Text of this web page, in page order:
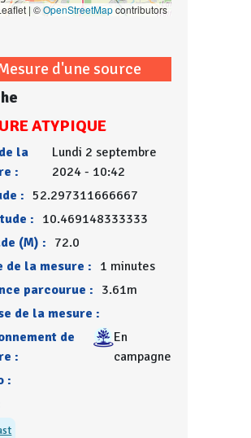
| ©OpenStreetMapcontributors
d'une source
ATYPIQUE
la
:
Lundi 2 septembre
2024 - 10:42
: 52.297311666667
: 10.469148333333
(M) :
72.0
de la mesure : 1 minutes
parcourue : 3.61m
de la mesure :
de
:
En
campagne
: